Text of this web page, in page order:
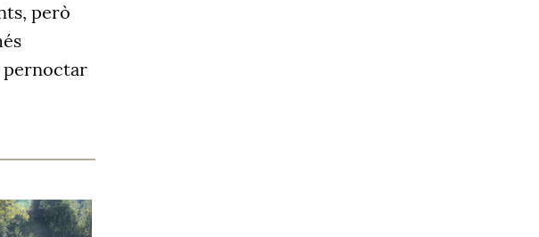
però
pernoctar